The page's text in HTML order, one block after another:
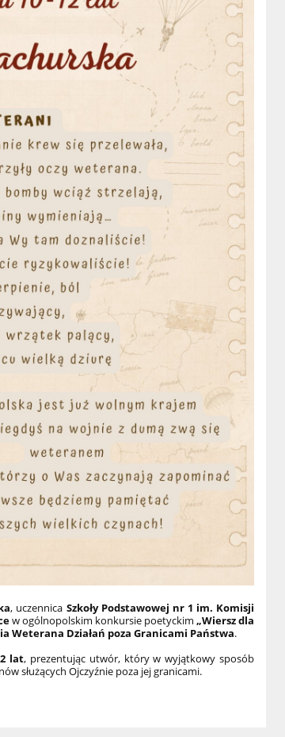
, uczennica Szkoły Podstawowej nr 1 im. Komisji
w ogólnopolskim konkursie poetyckim „Wiersz dla
Weterana Działań poza Granicami Państwa.
lat, prezentując utwór, który w wyjątkowy sposób
służących Ojczyźnie poza jej granicami.